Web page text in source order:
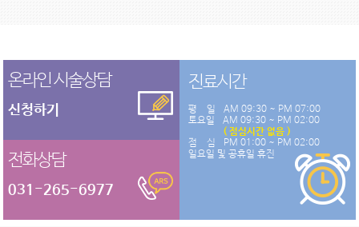
온라인 시술상담
신청하기
전화상담
031-265-6977
진료시간
평 일
AM 09:30 ~ PM 07:00
토요일
AM 09:30 ~ PM 02:00
( 점심시간 없음 )
점 심
PM 01:00 ~ PM 02:00
일요일 및 공휴일 휴진